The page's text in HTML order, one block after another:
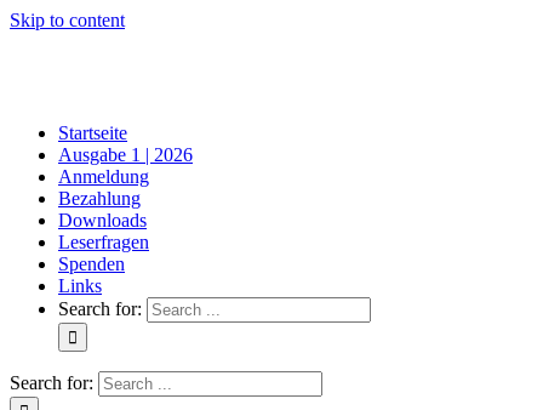
Skip to content
Startseite
Ausgabe 1 | 2026
Anmeldung
Bezahlung
Downloads
Leserfragen
Spenden
Links
Search for:
Search for: